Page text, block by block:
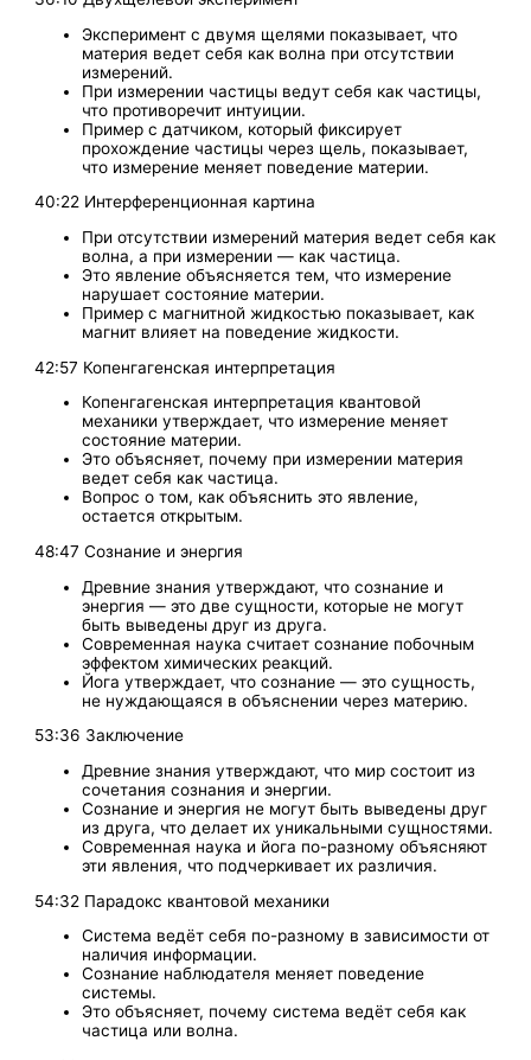
Эксперимент с двумя щелями показывает, что
материя ведет себя как волна при отсутствии
измерений.
При измерении частицы ведут себя как частицы,
что противоречит интуиции.
Пример с датчиком, который фиксирует
прохождение частицы через щель, показывает,
что измерение меняет поведение материи.
40:22 Интерференционная картина
При отсутствии измерений материя ведет себя как
волна, а при измерении — как частица.
Это явление объясняется тем, что измерение
нарушает состояние материи.
Пример с магнитной жидкостью показывает, как
магнит влияет на поведение жидкости.
42:57 Копенгагенская интерпретация
Копенгагенская интерпретация квантовой
механики утверждает, что измерение меняет
состояние материи.
Это объясняет, почему при измерении материя
ведет себя как частица.
Вопрос о том, как объяснить это явление,
остается открытым.
48:47 Сознание и энергия
Древние знания утверждают, что сознание и
энергия — это две сущности, которые не могут
быть выведены друг из друга.
Современная наука считает сознание побочным
эффектом химических реакций.
Йога утверждает, что сознание — это сущность,
не нуждающаяся в объяснении через материю.
53:36 Заключение
Древние знания утверждают, что мир состоит из
сочетания сознания и энергии.
Сознание и энергия не могут быть выведены друг
из друга, что делает их уникальными сущностями.
Современная наука и йога по-разному объясняют
эти явления, что подчеркивает их различия.
54:32 Парадокс квантовой механики
Система ведёт себя по-разному в зависимости от
наличия информации.
Сознание наблюдателя меняет поведение
системы.
Это объясняет, почему система ведёт себя как
частица или волна.